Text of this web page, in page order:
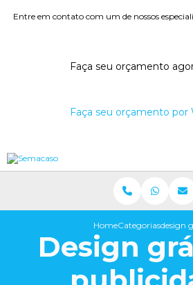
Entre em contato com um de nossos
Faça seu orçamento
Faça seu orçamento por
HomeCategoriasdesign
Design